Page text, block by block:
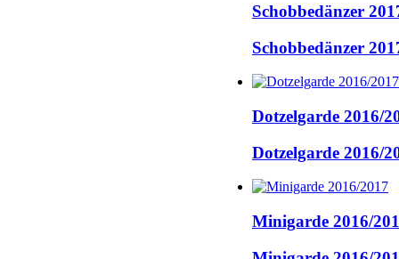
Schobbedänzer
Schobbedänzer
Dotzelgarde 2016/
Dotzelgarde 2016/
Minigarde 2016/